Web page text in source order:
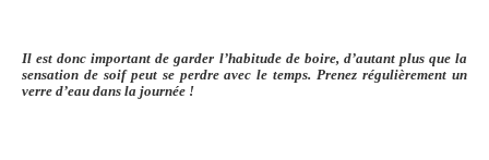
Il est donc important de garder l’habitude de boire, d’autant plus que la
sensation de soif peut se perdre avec le temps. Prenez régulièrement un
verre d’eau dans la journée !